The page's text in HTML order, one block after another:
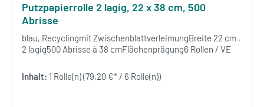
Putzpapierrolle 2 lagig, 22 x 38 cm, 500
Abrisse
blau, Recyclingmit ZwischenblattverleimungBreite 22 cm ,
2 lagig500 Abrisse à 38 cmFlächenprägung6 Rollen / VE
Inhalt: 1 Rolle(n)(79,20 €* / 6 Rolle(n))